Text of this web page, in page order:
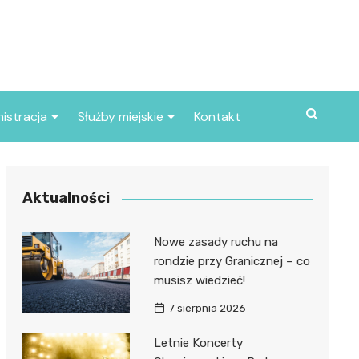
miasta
Służby miejskie
Policja
Kontakt
Aktualności
Nowe zasady ruchu na
rondzie przy Granicznej – co
musisz wiedzieć!
7 sierpnia 2026
Letnie Koncerty